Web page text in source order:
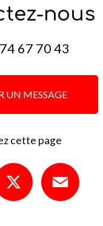
nous
67 70 43
UN MESSAGE
cette page